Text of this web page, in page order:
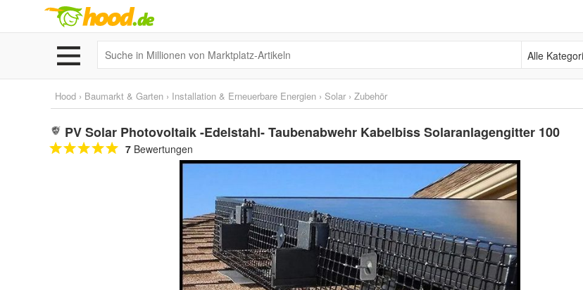
Alle Kategorien
Hood › Baumarkt & Garten › Installation & Erneuerbare Energien › Solar › Zubehör
PV Solar Photovoltaik -Edelstahl- Taubenabwehr Kabelbiss Solaranlagengitter 100
7 Bewertungen